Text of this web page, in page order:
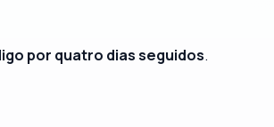
por quatro dias seguidos.